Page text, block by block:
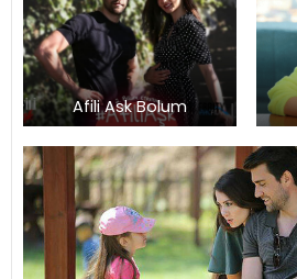
Afili Ask Bolum